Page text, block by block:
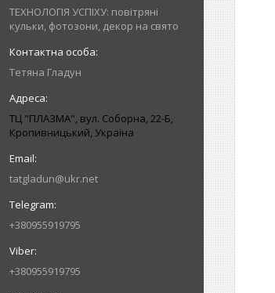
ТЕХНОЛОГІЯ УСПІХУ: повітряні
кульки, фотозони, декор на свято
Тетяна Гладун
ТЦ "ПЛАЗМА", вул. Соборна, 22-Б,
Кропивницький, Україна
tatgladun@ukr.net
+380955919795
+380955919795